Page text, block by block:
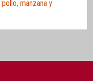
manzana y